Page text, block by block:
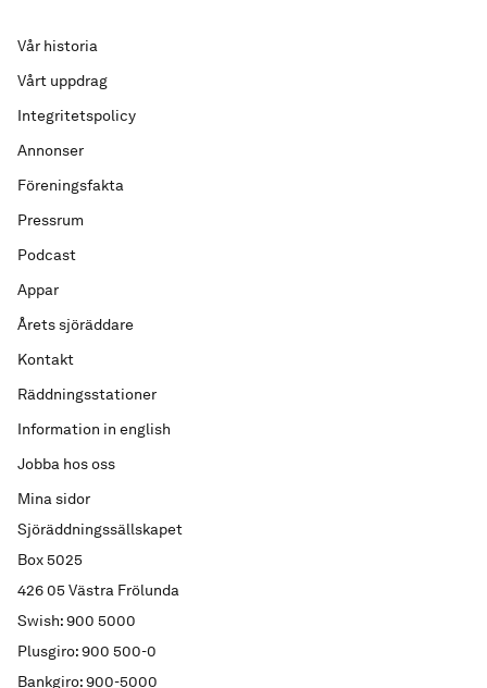
Sjöräddningssällskapet
Box 5025
426 05 Västra Frölunda
Swish: 900 5000
Plusgiro: 900 500-0
Bankgiro: 900-5000
Vår historia
Vårt uppdrag
Integritetspolicy
Annonser
Föreningsfakta
Pressrum
Podcast
Appar
Årets sjöräddare
Kontakt
Räddningsstationer
Information in english
Jobba hos oss
Mina sidor